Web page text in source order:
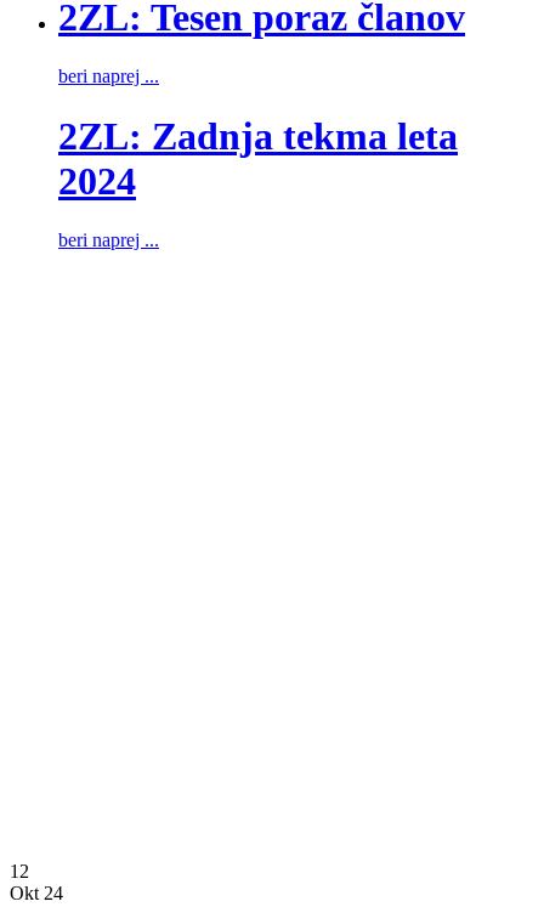
2ZL: Tesen poraz članov
beri naprej ...
2ZL: Zadnja tekma leta
2024
beri naprej ...
12
Okt 24